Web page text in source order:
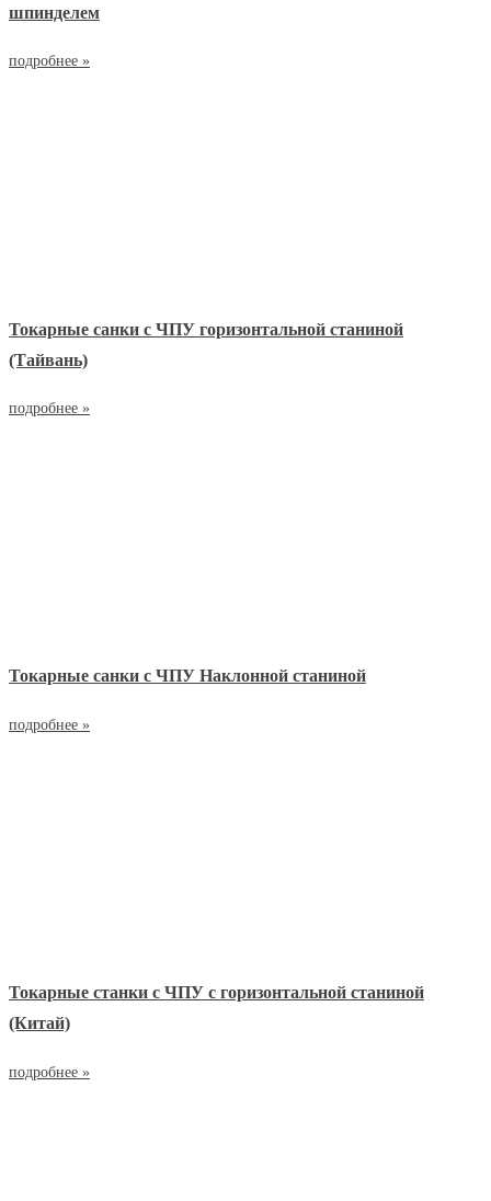
шпинделем
подробнее »
Токарные санки с ЧПУ горизонтальной станиной
(Тайвань)
подробнее »
Токарные санки с ЧПУ Наклонной станиной
подробнее »
Токарные станки с ЧПУ с горизонтальной станиной
(Китай)
подробнее »